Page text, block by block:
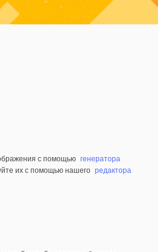
с помощью генератора
их с помощью нашего редактора